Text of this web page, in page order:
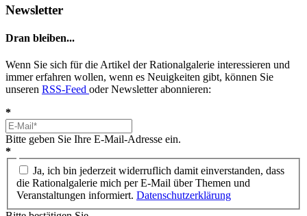
Newsletter
Dran bleiben...
Wenn Sie sich für die Artikel der Rationalgalerie interessieren und
immer erfahren wollen, wenn es Neuigkeiten gibt, können Sie
unseren RSS-Feed oder Newsletter abonnieren:
*
Bitte geben Sie Ihre E-Mail-Adresse ein.
*
Ja, ich bin jederzeit widerruflich damit einverstanden, dass
die Rationalgalerie mich per E-Mail über Themen und
Veranstaltungen informiert. Datenschutzerklärung